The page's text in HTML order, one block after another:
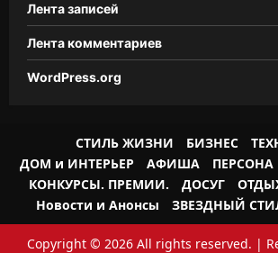
Лента записей
Лента комментариев
WordPress.org
СТИЛЬ ЖИЗНИ БИЗНЕС
ДОМ и ИНТЕРЬЕР
АФИША ПЕРСОНА
КОНКУРСЫ. ПРЕМИИ.
ДОСУГ
Новости и Анонсы
ЗВЕЗДНЫЙ
Copyright © 2026 All rights reserved. |